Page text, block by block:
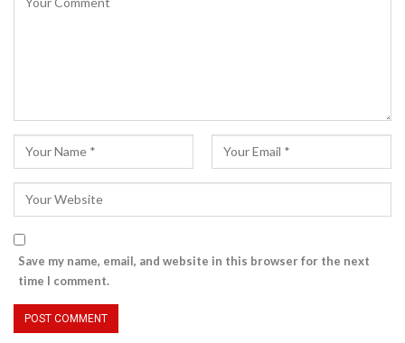
Save my name, email, and website in this browser for the next
time I comment.